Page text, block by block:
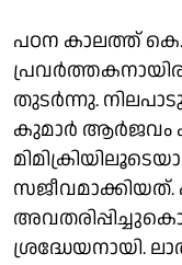
പഠന കാലത്ത്
തുടര്‍ന്നു.
കുമാർ ആർജവം
ശ്രദ്ധേയനായി.